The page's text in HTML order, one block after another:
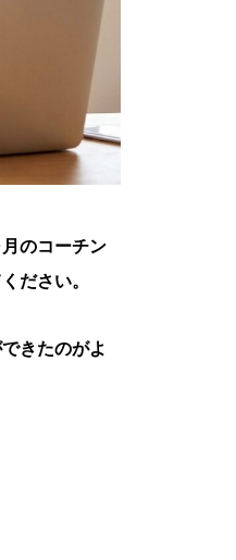
のコーチン
ださい。
きたのがよ